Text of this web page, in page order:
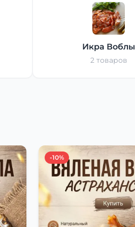
Икра Воблы
2 товаров
-10%